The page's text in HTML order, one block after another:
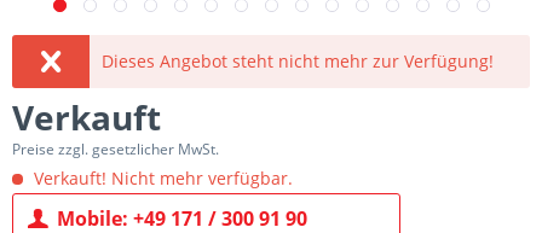
Dieses Angebot steht nicht mehr zur Verfügung!
Verkauft
Preise zzgl. gesetzlicher MwSt.
Verkauft! Nicht mehr verfügbar.
Mobile: +49 171 / 300 91 90